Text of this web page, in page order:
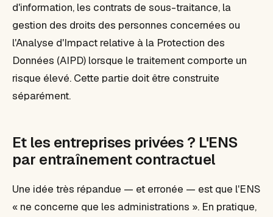
d'information, les contrats de sous-traitance, la
gestion des droits des personnes concernées ou
l'Analyse d'Impact relative à la Protection des
Données (AIPD) lorsque le traitement comporte un
risque élevé. Cette partie doit être construite
séparément.
Et les entreprises privées ? L'ENS
par entraînement contractuel
Une idée très répandue — et erronée — est que l'ENS
« ne concerne que les administrations ». En pratique,